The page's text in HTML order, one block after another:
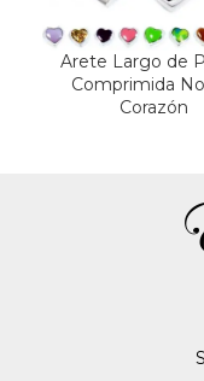
Arete Largo de
Comprimida
Corazón